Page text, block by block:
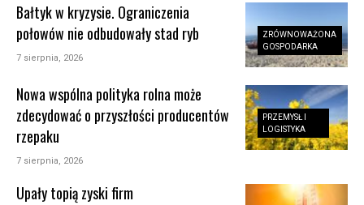
ZRÓWNOWAŻONA
GOSPODARKA
Bałtyk w kryzysie. Ograniczenia
połowów nie odbudowały stad ryb
7 sierpnia, 2026
PRZEMYSŁ I
LOGISTYKA
Nowa wspólna polityka rolna może
zdecydować o przyszłości producentów
rzepaku
7 sierpnia, 2026
Upały topią zyski firm